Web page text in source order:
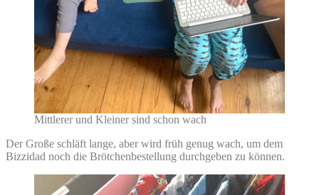
Mittlerer und Kleiner sind schon wach
Der Große schläft lange, aber wird früh genug wach, um dem
Bizzidad noch die Brötchenbestellung durchgeben zu können.